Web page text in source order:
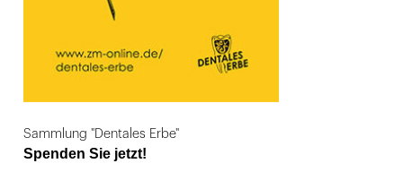
Sammlung "Dentales Erbe"
Spenden Sie jetzt!